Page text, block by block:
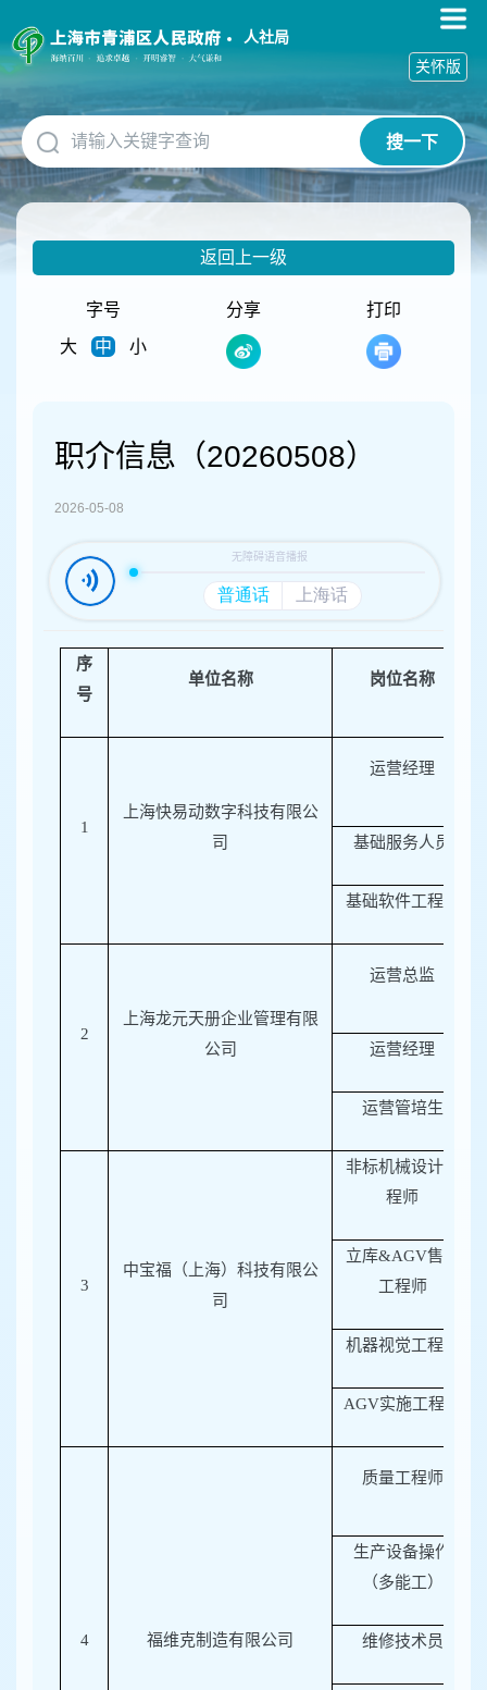
障
碍
作
说
明
跳
到
网
人社局
搜一下
关怀版
返回上一级
字号
大
中 小
分享 打印
职介信息（20260508）
2026-05-08
序
号
单位名称 岗位名称
1
上海快易动数字科技有限公
司
运营经理
基础服务人员
基础软件工程师
2
上海龙元天册企业管理有限
公司
运营总监
运营经理
运营管培生
3
中宝福（上海）科技有限公
司
非标机械设计工
程师
立库&AGV售前
工程师
机器视觉工程师
AGV实施工程师
4 福维克制造有限公司
质量工程师
生产设备操作
（多能工）
维修技术员